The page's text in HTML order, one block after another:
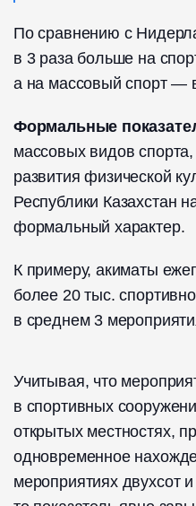
По сравнению с
в 3 раза больше на
а на массовый спорт —
Формальные
массовых видов
развития физической
Республики Казахстан
формальный характер.
К примеру, акиматы
более 20 тыс.
в среднем 3
Учитывая, что
в спортивных
открытых местностях,
одновременное
мероприятиях двухсот